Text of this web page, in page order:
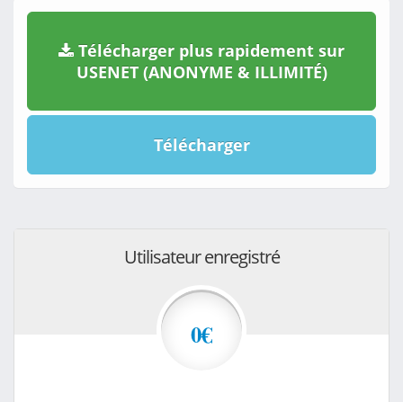
Télécharger plus rapidement sur
USENET (ANONYME & ILLIMITÉ)
Télécharger
Utilisateur enregistré
0€